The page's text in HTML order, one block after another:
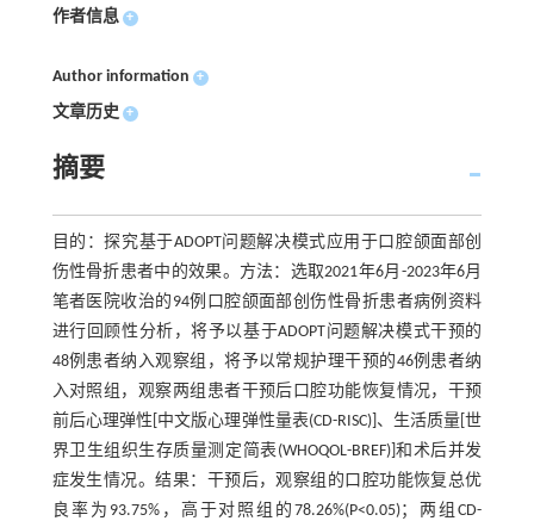
作者信息 +
Author information +
文章历史 +
摘要
目的：探究基于ADOPT问题解决模式应用于口腔颌面部创
伤性骨折患者中的效果。方法：选取2021年6月-2023年6月
笔者医院收治的94例口腔颌面部创伤性骨折患者病例资料
进行回顾性分析，将予以基于ADOPT问题解决模式干预的
48例患者纳入观察组，将予以常规护理干预的46例患者纳
入对照组，观察两组患者干预后口腔功能恢复情况，干预
前后心理弹性[中文版心理弹性量表(CD-RISC)]、生活质量[世
界卫生组织生存质量测定简表(WHOQOL-BREF)]和术后并发
症发生情况。结果：干预后，观察组的口腔功能恢复总优
良率为93.75%，高于对照组的78.26%(P<0.05)；两组CD-